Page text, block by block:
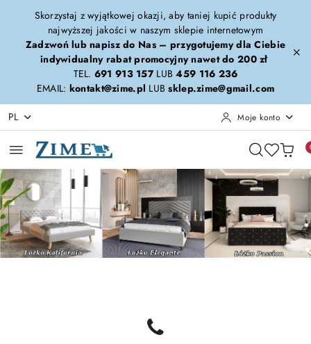
Przejdź do treści głównej
Przejdź do wyszukiwarki
Przejdź do moje konto
Przejdź do menu głównego
Przejdź do stopki
Skorzystaj z wyjątkowej okazji, aby taniej kupić produkty
najwyższej jakości w naszym sklepie internetowym
Zadzwoń lub napisz do Nas – przygotujemy dla Ciebie
indywidualny rabat promocyjny nawet do 200 zł
TEL. 691 913 157LUB459 116 236
EMAIL: kontakt@zime.pl LUBsklep.zime@gmail.com
PL Moje konto
Pomiń karuzelę promocyjną